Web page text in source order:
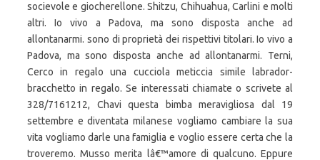
socievole e giocherellone. Shitzu, Chihuahua, Carlini e molti
altri. Io vivo a Padova, ma sono disposta anche ad
allontanarmi. sono di proprietà dei rispettivi titolari. Io vivo a
Padova, ma sono disposta anche ad allontanarmi. Terni,
Cerco in regalo una cucciola meticcia simile labrador-
bracchetto in regalo. Se interessati chiamate o scrivete al
328/7161212, Chavi questa bimba meravigliosa dal 19
settembre e diventata milanese vogliamo cambiare la sua
vita vogliamo darle una famiglia e voglio essere certa che la
troveremo. Musso merita lâ€™amore di qualcuno. Eppure